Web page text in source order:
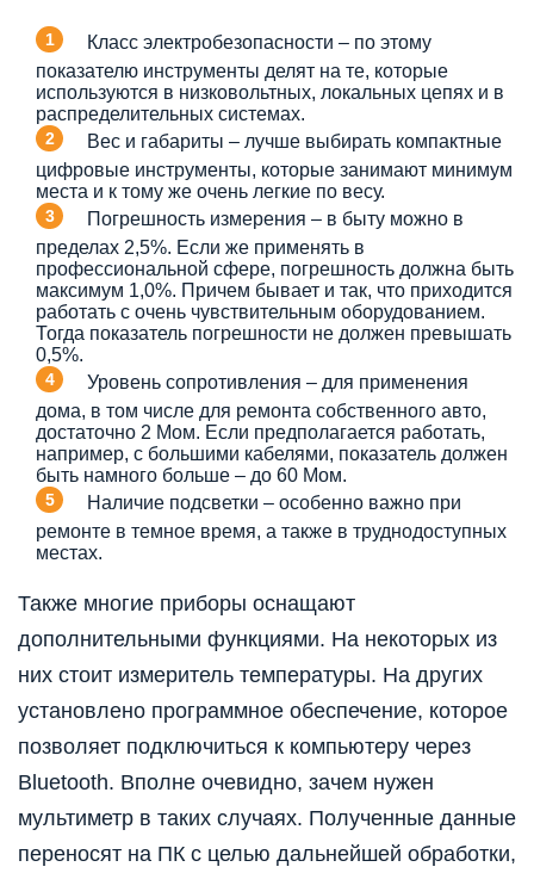
Класс электробезопасности – по этому
показателю инструменты делят на те, которые
используются в низковольтных, локальных цепях и в
распределительных системах.
Вес и габариты – лучше выбирать компактные
цифровые инструменты, которые занимают минимум
места и к тому же очень легкие по весу.
Погрешность измерения – в быту можно в
пределах 2,5%. Если же применять в
профессиональной сфере, погрешность должна быть
максимум 1,0%. Причем бывает и так, что приходится
работать с очень чувствительным оборудованием.
Тогда показатель погрешности не должен превышать
0,5%.
Уровень сопротивления – для применения
дома, в том числе для ремонта собственного авто,
достаточно 2 Мом. Если предполагается работать,
например, с большими кабелями, показатель должен
быть намного больше – до 60 Мом.
Наличие подсветки – особенно важно при
ремонте в темное время, а также в труднодоступных
местах.
Также многие приборы оснащают
дополнительными функциями. На некоторых из
них стоит измеритель температуры. На других
установлено программное обеспечение, которое
позволяет подключиться к компьютеру через
Bluetooth. Вполне очевидно, зачем нужен
мультиметр в таких случаях. Полученные данные
переносят на ПК с целью дальнейшей обработки,